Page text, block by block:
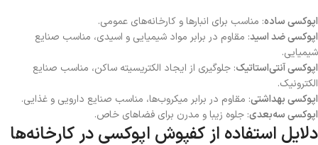
اپوکسی ساده: مناسب برای انبارها و کارخانه‌های عمومی.
اپوکسی ضد اسید: مقاوم در برابر مواد شیمیایی و اسیدی، مناسب صنایع
شیمیایی.
اپوکسی آنتی‌استاتیک: جلوگیری از ایجاد الکتریسیته ساکن، مناسب صنایع
الکترونیک.
اپوکسی بهداشتی: مقاوم در برابر میکروب‌ها، مناسب صنایع دارویی و غذایی.
اپوکسی سه‌بعدی: جلوه زیبا و مدرن برای فضاهای خاص.
دلایل استفاده از کفپوش اپوکسی در کارخانه‌ها